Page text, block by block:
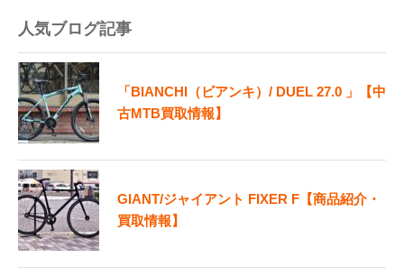
人気ブログ記事
「BIANCHI（ビアンキ）/ DUEL 27.0 」【中
古MTB買取情報】
GIANT/ジャイアント FIXER F【商品紹介・
買取情報】